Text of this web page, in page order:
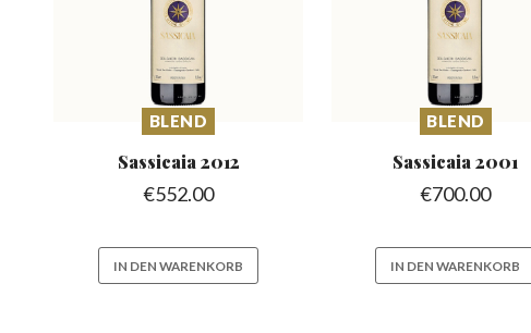
BLEND
Sassicaia 2012
€552.00
IN DEN WARENKORB
BLEND
Sassicaia2001
€700.00
IN DEN WARENKORB